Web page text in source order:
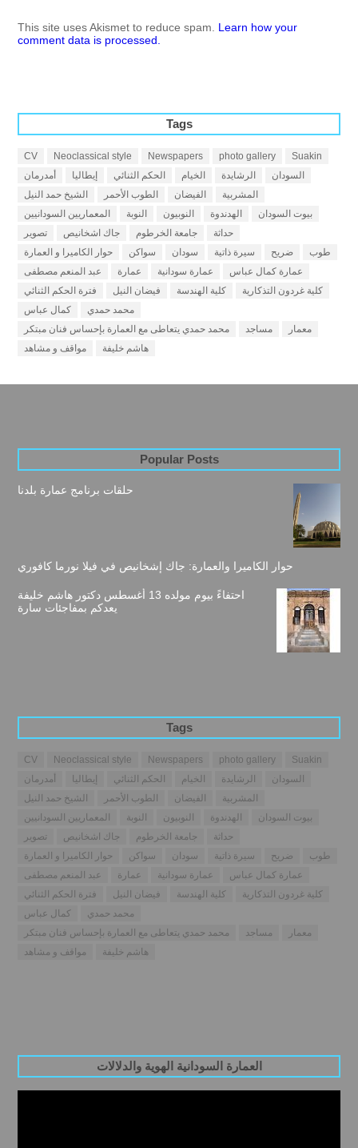
This site uses Akismet to reduce spam. Learn how your
comment data is processed.
Tags
CV Neoclassical style Newspapers photo gallery
Suakin
أمدرمان
إيطاليا الحكم الثنائي الخيام الرشايدة
السودان
الشيخ حمد النيل
الطوب الأحمر الفيضان
المشربية
المعماريين السودانيين
النوبة النوبيون الهدندوة
بيوت السودان
تصوير
جاك اشخانيص جامعة الخرطوم
حداثة
حوار الكاميرا و العمارة
سواكن سودان سيرة ذاتية ضريح
طوب
عبد المنعم مصطفى
عمارة عمارة سودانية
عمارة كمال عباس
فترة الحكم الثنائي
فيضان النيل كلية الهندسة
كلية غردون التذكارية
كمال عباس
محمد حمدي
محمد حمدي يتعاطى مع العمارة بإحساس فنان مبتكر
مساجد
معمار
مواقف و مشاهد
هاشم خليفة
Popular Posts
حلقات برنامج عمارة بلدنا
حوار الكاميرا والعمارة: جاك إشخانيص في فيلا نورما كافوري
احتفاءً بيوم مولده 13 أغسطس دكتور هاشم خليفة
يعدكم بمفاجئات سارة
Tags
CV Neoclassical style Newspapers photo gallery
Suakin
أمدرمان
إيطاليا الحكم الثنائي الخيام الرشايدة
السودان
الشيخ حمد النيل
الطوب الأحمر الفيضان
المشربية
المعماريين السودانيين
النوبة النوبيون الهدندوة
بيوت السودان
تصوير
جاك اشخانيص جامعة الخرطوم
حداثة
حوار الكاميرا و العمارة
سواكن سودان سيرة ذاتية ضريح
طوب
عبد المنعم مصطفى
عمارة عمارة سودانية
عمارة كمال عباس
فترة الحكم الثنائي
فيضان النيل كلية الهندسة
كلية غردون التذكارية
كمال عباس
محمد حمدي
محمد حمدي يتعاطى مع العمارة بإحساس فنان مبتكر
مساجد
معمار
مواقف و مشاهد
هاشم خليفة
العمارة السودانية الهوية والدلالات